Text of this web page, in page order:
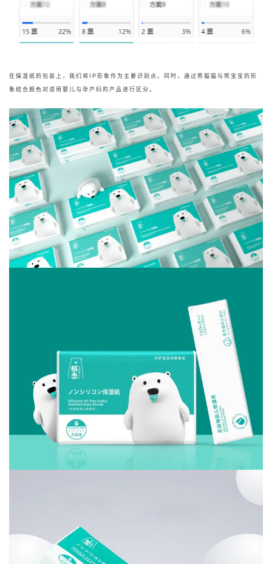
在保湿纸的包装上，我们将IP形象作为主 要识别点。 同时， 通过熊猫猫与熊宝宝的 形
象结合颜色对适用婴儿与孕产妇的产品进行区分。